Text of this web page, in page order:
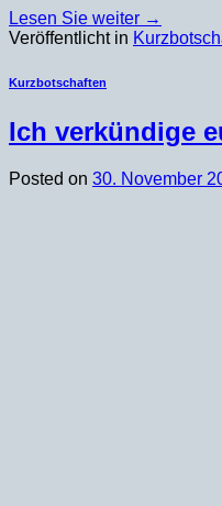
Lesen Sie weiter →
Veröffentlicht in
Kurzbotschaften
Ich verkündige
Posted on 30. November